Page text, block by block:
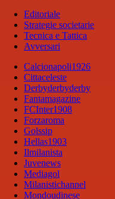
Editoriale
Strategie societarie
Tecnica e Tattica
Avversari
Calcionapoli1926
Cittaceleste
Derbyderbyderby
Fantamagazine
FCInter1908
Forzaroma
Golssip
Hellas1903
Ilmilanista
Juvenews
Mediagol
Milanistichannel
Mondoudinese